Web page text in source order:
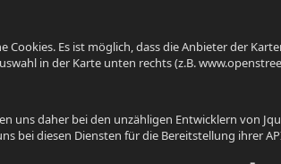
Es ist möglich, dass die Anbieter der
in der Karte unten rechts (z.B.
daher bei den unzähligen Entwicklern von
bei diesen Diensten für die Bereitstellung ihrer